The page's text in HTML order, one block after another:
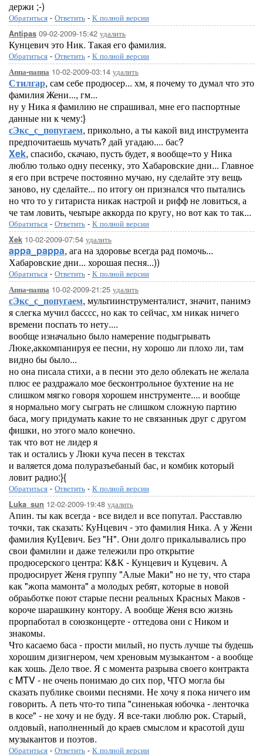
держи ;-)
Обратиться - Ответить - К полной версии
Antipas 09-02-2009-15:42 удалить
Кунцевич это Ник. Такая его фамилия.
Обратиться - Ответить - К полной версии
Аппа-паппа 10-02-2009-03:14 удалить
Стилгар, сам себе продюсер... хм, я почему то думал что это
фамилия Жени..., гм...
ну у Ника я фамилию не спрашивал, мне его паспортные
данные ни к чему:}
сЭкс_с_попугаем, прикольно, а ты какой вид инструмента
предпочитаешь мучать? дай угадаю.... бас?
Xek, спасибо, скачаю, пусть будет, я вообще=то у Ника
люблю только одну песенку, это Хабаровские дни... Главное
я его при встрече постоянно мучаю, ну сделайте эту вещь
заново, ну сделайте... по итогу он признался что пытались
но что то у гитариста никак настрой и рифф не ловиться, а
че там ловить, чеьтыре аккорда по кругу, но вот как то так...
Обратиться - Ответить - К полной версии
Xek 10-02-2009-07:54 удалить
appa_pappa, ага на здоровье всегда рад помочь...
Хабаровские дни... хорошая песня...))
Обратиться - Ответить - К полной версии
Аппа-паппа 10-02-2009-21:25 удалить
сЭкс_с_попугаем, мультиинструменталист, значит, панимэ
я слегка мучил басссс, но как то сейчас, хм никак ничего
времени поспать то нету....
вообще изначально было намерение подыгрывать
Люке,аккомпанируя ее песни, ну хорошо ли плохо ли, там
видно бы было...
но она писала стихи, а в песни это дело облекать не желала
плюс ее раздражало мое бесконтрольное бухтение на не
слишком мягко говоря хорошем инструменте.... и вообще
я нормально могу сыграть не слишком сложную партию
баса, могу придумать какие то не связаннык друг с другом
фишки, но этого мало конечно.
так что вот не лидер я
так и остались у Люки куча песен в текстах
и валяется дома полуразъебаный бас, и комбик который
ловит радио:}{
Обратиться - Ответить - К полной версии
Luka_sun 12-02-2009-19:48 удалить
Апин. ты как всегда - все видел и все попутал. Расставлю
точки, так сказать: КуНцевич - это фамилия Ника. А у Жени
фамилия КуЦевич. Без "Н". Они долго прикалывались про
свои фамилии и даже тележили про открытие
продюсерского центра: К&К - Кунцевич и Куцевич. А
продюсирует Женя группу "Алые Маки" но не ту, что стара
как "жопа мамонта" а молодых ребят, которые в новой
обраьботке поют старые песни реальных Красных Маков -
короче шарашкину контору. А вообще Женя всю жизнь
прорпаботал в союзконцерте - оттедова они с Ником и
знакомы.
Что касаемо баса - прости милый, но пусть лучше ты будешь
хорошим дизигнером, чем хреновым музыкантом - а вообще
как хошь. Дело твое. Я с момента разрыва своего контракта
с MTV - не очень понимаю до сих пор, ЧТО могла бы
сказать публике своими песнями. Не хочу я пока ничего им
говорить. А петь что-то типа "синенькая юбочка - ленточка
в косе" - не хочу и не буду. Я все-таки люблю рок. Старый,
олдовый, наполненный до краев смыслом и красотой душ
музыкантов и поэтов.
Обратиться - Ответить - К полной версии